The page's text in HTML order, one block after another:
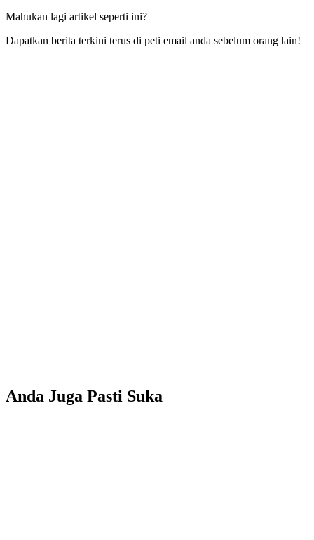
Mahukan lagi artikel seperti ini?
Dapatkan berita terkini terus di peti email anda sebelum orang lain!
Anda Juga Pasti Suka